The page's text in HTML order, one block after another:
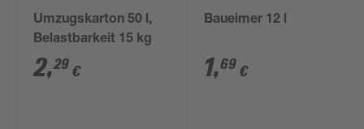
Umzugskarton 50 l,
Belastbarkeit 15 kg
2,29 €
Baueimer 12 l
1,69 €